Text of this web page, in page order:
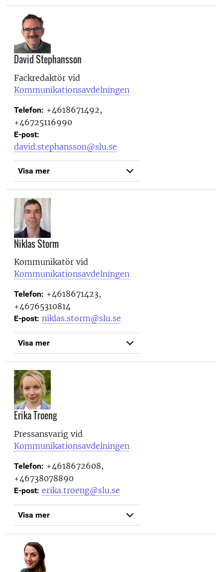
David Stephansson
Fackredaktör vid
Kommunikationsavdelningen
Telefon: +4618671492,
+46725116990
E-post:
david.stephansson@slu.se
Visa mer
Niklas Storm
Kommunikatör vid
Kommunikationsavdelningen
Telefon: +4618671423,
+46765310814
E-post: niklas.storm@slu.se
Visa mer
Erika Troeng
Pressansvarig vid
Kommunikationsavdelningen
Telefon: +4618672608,
+46738078890
E-post: erika.troeng@slu.se
Visa mer